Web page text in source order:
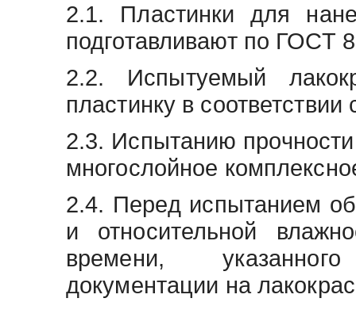
2.1. Пластинки для
подготавливают по ГОСТ
2.2. Испытуемый
пластинку в
2.3. Испытанию
многослойное
2.4. Перед испытанием
и относительной
времени,
документации на